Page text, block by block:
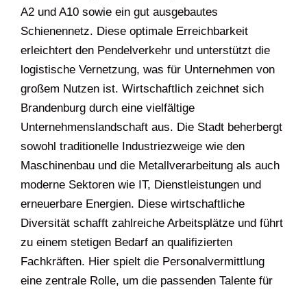
A2 und A10 sowie ein gut ausgebautes
Schienennetz. Diese optimale Erreichbarkeit
erleichtert den Pendelverkehr und unterstützt die
logistische Vernetzung, was für Unternehmen von
großem Nutzen ist. Wirtschaftlich zeichnet sich
Brandenburg durch eine vielfältige
Unternehmenslandschaft aus. Die Stadt beherbergt
sowohl traditionelle Industriezweige wie den
Maschinenbau und die Metallverarbeitung als auch
moderne Sektoren wie IT, Dienstleistungen und
erneuerbare Energien. Diese wirtschaftliche
Diversität schafft zahlreiche Arbeitsplätze und führt
zu einem stetigen Bedarf an qualifizierten
Fachkräften. Hier spielt die Personalvermittlung
eine zentrale Rolle, um die passenden Talente für